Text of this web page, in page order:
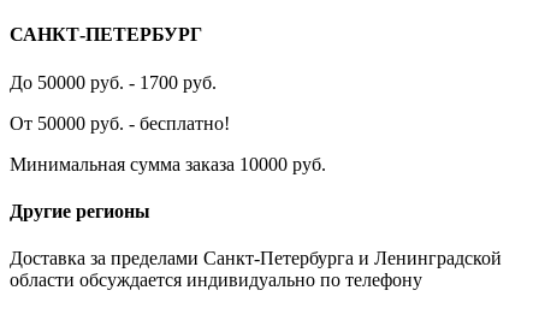
САНКТ-ПЕТЕРБУРГ
До 50000 руб. - 1700 руб.
От 50000 руб. - бесплатно!
Минимальная сумма заказа 10000 руб.
Другие регионы
Доставка за пределами Санкт-Петербурга и Ленинградской
области обсуждается индивидуально по телефону